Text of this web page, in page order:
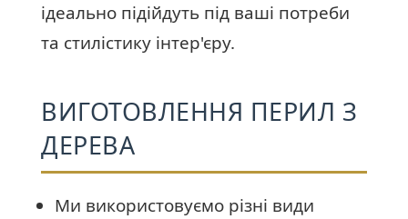
ідеально підійдуть під ваші потреби
та стилістику інтер'єру.
ВИГОТОВЛЕННЯ ПЕРИЛ З
ДЕРЕВА
Ми використовуємо різні види